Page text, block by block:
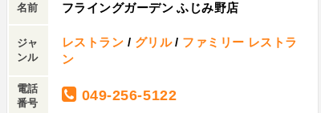
名前 フライングガーデン ふじみ野店
ジャ
ンル
レストラン / グリル/ ファミリー レストラ
ン
電話
番号
049-256-5122